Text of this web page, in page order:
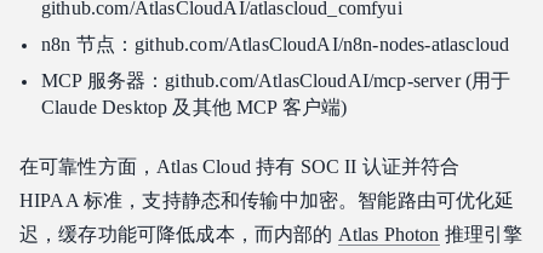
github.com/AtlasCloudAI/atlascloud_comfyui
n8n 节点：github.com/AtlasCloudAI/n8n-nodes-atlascloud
MCP 服务器：github.com/AtlasCloudAI/mcp-server (用于
Claude Desktop 及其他 MCP 客户端)
在可靠性方面，Atlas Cloud 持有 SOC II 认证并符合
HIPAA 标准，支持静态和传输中加密。智能路由可优化延
迟，缓存功能可降低成本，而内部的 Atlas Photon 推理引擎